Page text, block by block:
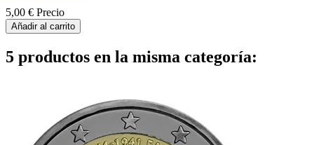
5,00 € Precio
Añadir al carrito
5 productos en la misma categoría: